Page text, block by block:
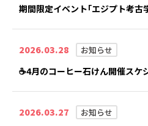
期間限定イベント「エジプト考古
2026.03.28 お知らせ
☕4月のコーヒー石けん開催スケ
2026.03.27 お知らせ